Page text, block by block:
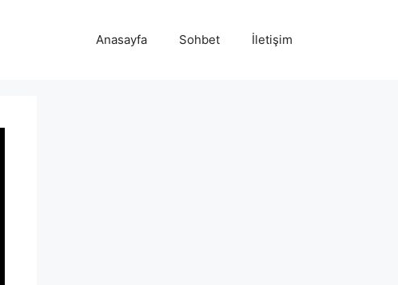
Anasayfa Sohbet İletişim